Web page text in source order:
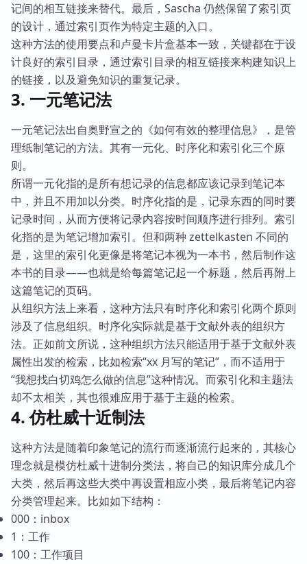
记间的相互链接来替代。最后，Sascha 仍然保留了索引页
的设计，通过索引页作为特定主题的入口。
这种方法的使用要点和卢曼卡片盒基本一致，关键都在于设
计良好的索引目录，通过索引目录的相互链接来构建知识上
的链接，以及避免知识的重复记录。
3. 一元笔记法
一元笔记法出自奥野宣之的《如何有效的整理信息》，是管
理纸制笔记的方法。其有一元化、时序化和索引化三个原
则。
所谓一元化指的是所有想记录的信息都应该记录到笔记本
中，并且不用加以分类。时序化指的是，记录东西的同时要
记录时间，从而方便将记录内容按时间顺序进行排列。索引
化指的是为笔记增加索引。但和两种 zettelkasten 不同的
是，这里的索引化更像是将笔记本视为一本书，然后制作这
本书的目录——也就是给每篇笔记起一个标题，然后再附上
这篇笔记的页码。
从组织方法上来看，这种方法只有时序化和索引化两个原则
涉及了信息组织。时序化实际就是基于文献外表的组织方
法。正如前文所说，这种组织方法只能适用于基于文献外表
属性出发的检索，比如检索“xx 月写的笔记”，而不适用于
“我想找白切鸡怎么做的信息”这种情况。而索引化和主题法
却不太相关，其也很难应用于基于主题的检索。
4. 仿杜威十近制法
这种方法是随着印象笔记的流行而逐渐流行起来的，其核心
理念就是模仿杜威十进制分类法，将自己的知识库分成几个
大类，然后再这些大类中再设置相应小类，最后将笔记内容
分类管理起来。比如如下结构：
000：inbox
1：工作
100：工作项目